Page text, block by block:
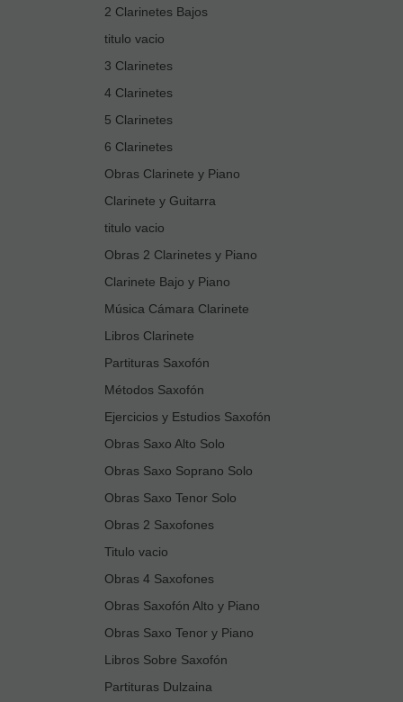
2 Clarinetes Bajos
titulo vacio
3 Clarinetes
4 Clarinetes
5 Clarinetes
6 Clarinetes
Obras Clarinete y Piano
Clarinete y Guitarra
titulo vacio
Obras 2 Clarinetes y Piano
Clarinete Bajo y Piano
Música Cámara Clarinete
Libros Clarinete
Partituras Saxofón
Métodos Saxofón
Ejercicios y Estudios Saxofón
Obras Saxo Alto Solo
Obras Saxo Soprano Solo
Obras Saxo Tenor Solo
Obras 2 Saxofones
Titulo vacio
Obras 4 Saxofones
Obras Saxofón Alto y Piano
Obras Saxo Tenor y Piano
Libros Sobre Saxofón
Partituras Dulzaina